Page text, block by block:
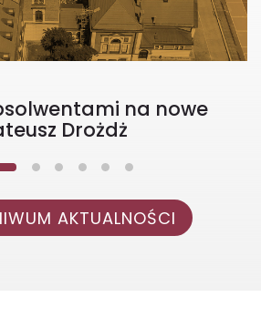
na nowe
Drożdż
AKTUALNOŚCI